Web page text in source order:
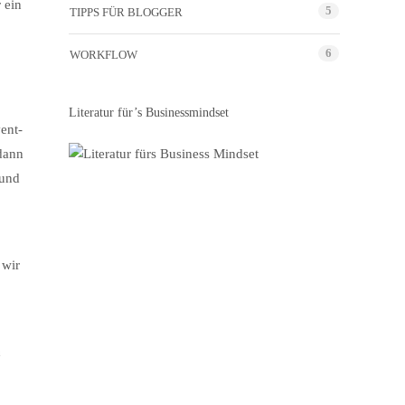
ein
wir
TIPPS FÜR BLOGGER 5
WORKFLOW 6
Literatur für’s Businessmindset